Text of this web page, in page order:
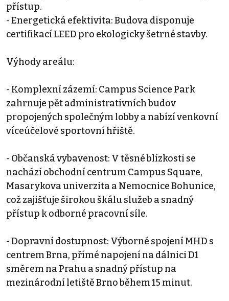
přístup.
- Energetická efektivita: Budova disponuje
certifikací LEED pro ekologicky šetrné stavby.
Výhody areálu:
- Komplexní zázemí: Campus Science Park
zahrnuje pět administrativních budov
propojených společným lobby a nabízí venkovní
víceúčelové sportovní hřiště.
- Občanská vybavenost: V těsné blízkosti se
nachází obchodní centrum Campus Square,
Masarykova univerzita a Nemocnice Bohunice,
což zajišťuje širokou škálu služeb a snadný
přístup k odborné pracovní síle.
- Dopravní dostupnost: Výborné spojení MHD s
centrem Brna, přímé napojení na dálnici D1
směrem na Prahu a snadný přístup na
mezinárodní letiště Brno během 15 minut.